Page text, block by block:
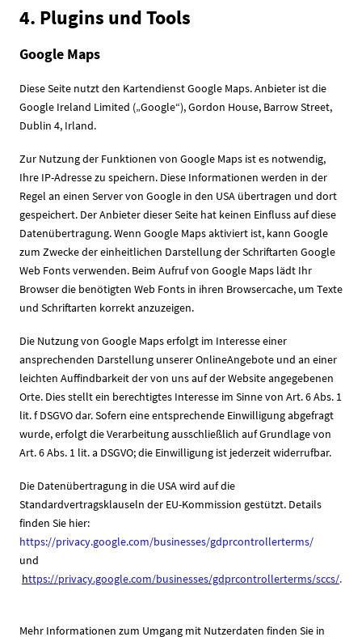
4. Plugins und Tools
Google Maps
Diese Seite nutzt den Kartendienst Google Maps. Anbieter ist die
Google Ireland Limited („Google“), Gordon House, Barrow Street,
Dublin 4, Irland.
Zur Nutzung der Funktionen von Google Maps ist es notwendig,
Ihre IP-Adresse zu speichern. Diese Informationen werden in der
Regel an einen Server von Google in den USA übertragen und dort
gespeichert. Der Anbieter dieser Seite hat keinen Einfluss auf diese
Datenübertragung. Wenn Google Maps aktiviert ist, kann Google
zum Zwecke der einheitlichen Darstellung der Schriftarten Google
Web Fonts verwenden. Beim Aufruf von Google Maps lädt Ihr
Browser die benötigten Web Fonts in ihren Browsercache, um Texte
und Schriftarten korrekt anzuzeigen.
Die Nutzung von Google Maps erfolgt im Interesse einer
ansprechenden Darstellung unserer OnlineAngebote und an einer
leichten Auffindbarkeit der von uns auf der Website angegebenen
Orte. Dies stellt ein berechtigtes Interesse im Sinne von Art. 6 Abs. 1
lit. f DSGVO dar. Sofern eine entsprechende Einwilligung abgefragt
wurde, erfolgt die Verarbeitung ausschließlich auf Grundlage von
Art. 6 Abs. 1 lit. a DSGVO; die Einwilligung ist jederzeit widerrufbar.
Die Datenübertragung in die USA wird auf die
Standardvertragsklauseln der EU-Kommission gestützt. Details
finden Sie hier:
https://privacy.google.com/businesses/gdprcontrollerterms/
und
https://privacy.google.com/businesses/gdprcontrollerterms/sccs/.
Mehr Informationen zum Umgang mit Nutzerdaten finden Sie in